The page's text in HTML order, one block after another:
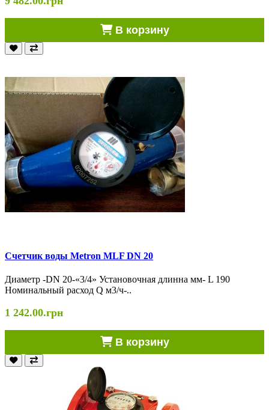
В корзину
Счетчик воды Metron MLF DN 20
Диаметр -DN 20-«3/4» Установочная длинна мм- L 190
Номинальный расход Q м3/ч-..
1 242.00.грн
В корзину